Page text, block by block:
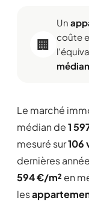
🏢
Un
coûte
médian
Le marché
médian de1
mesuré sur106
dernières
594 €/m² en
les